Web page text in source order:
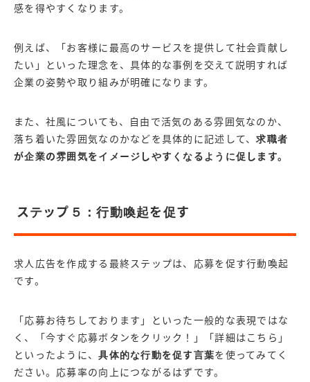
感を得やすくなります。
例えば、「お客様に最高のサービスを提供して社会貢献し
たい」といった理念を、具体的な事例を交えて説明すれば
企業の姿勢や取り組みが明確になります。
また、社風についても、自由で活気のある雰囲気なのか、
落ち着いた雰囲気なのかなどを具体的に記述して、求職者
が企業の雰囲気をイメージしやすくなるように促します。
ステップ５：行動喚起を促す
求人広告を作成する最終ステップは、応募を促す行動喚起
です。
「応募お待ちしております」といった一般的な表現ではな
く、「今すぐ応募ボタンをクリック！」「詳細はこちら」
といったように、具体的な行動を促す言葉を使ってみてく
ださい。応募率の向上につながるはずです。